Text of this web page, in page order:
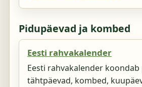
Pidupäevad ja kombed
Eesti rahvakalender
Eesti rahvakalender
tähtpäevad, kombed,